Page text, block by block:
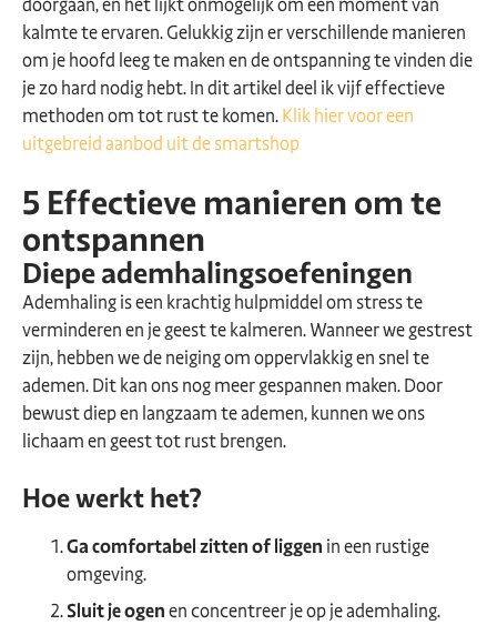
doorgaan, en het lijkt onmogelijk om een moment van
kalmte te ervaren. Gelukkig zijn er verschillende manieren
om je hoofd leeg te maken en de ontspanning te vinden die
je zo hard nodig hebt. In dit artikel deel ik vijf effectieve
methoden om tot rust te komen.Klik hier voor een
uitgebreid aanbod uit de smartshop
5 Effectieve manieren om te
ontspannen
Diepe ademhalingsoefeningen
Ademhaling is een krachtig hulpmiddel om stress te
verminderen en je geest te kalmeren. Wanneer we gestrest
zijn, hebben we de neiging om oppervlakkig en snel te
ademen. Dit kan ons nog meer gespannen maken. Door
bewust diep en langzaam te ademen, kunnen we ons
lichaam en geest tot rust brengen.
Hoe werkt het?
Ga comfortabel zitten of liggen in een rustige
omgeving.
Sluit je ogenen concentreer je op je ademhaling.